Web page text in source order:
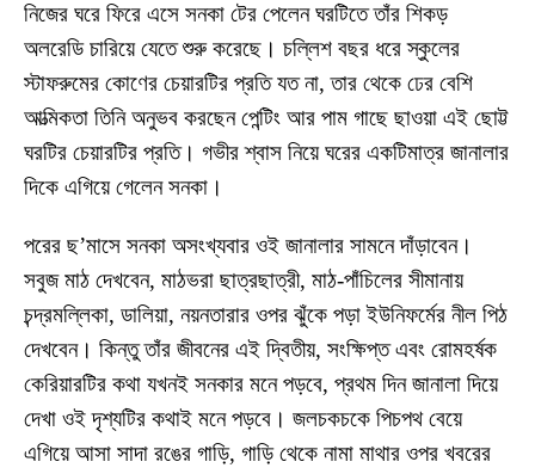
নিজের ঘরে ফিরে এসে সনকা টের পেলেন ঘরটিতে তাঁর শিকড়
অলরেডি চারিয়ে যেতে শুরু করেছে। চল্লিশ বছর ধরে স্কুলের
স্টাফরুমের কোণের চেয়ারটির প্রতি যত না, তার থেকে ঢের বেশি
আত্মিকতা তিনি অনুভব করছেন পেন্টিং আর পাম গাছে ছাওয়া এই ছোট্ট
ঘরটির চেয়ারটির প্রতি। গভীর শ্বাস নিয়ে ঘরের একটিমাত্র জানালার
দিকে এগিয়ে গেলেন সনকা।
পরের ছ’মাসে সনকা অসংখ্যবার ওই জানালার সামনে দাঁড়াবেন।
সবুজ মাঠ দেখবেন, মাঠভরা ছাত্রছাত্রী, মাঠ-পাঁচিলের সীমানায়
চন্দ্রমল্লিকা, ডালিয়া, নয়নতারার ওপর ঝুঁকে পড়া ইউনিফর্মের নীল পিঠ
দেখবেন। কিন্তু তাঁর জীবনের এই দ্বিতীয়, সংক্ষিপ্ত এবং রোমহর্ষক
কেরিয়ারটির কথা যখনই সনকার মনে পড়বে, প্রথম দিন জানালা দিয়ে
দেখা ওই দৃশ্যটির কথাই মনে পড়বে। জলচকচকে পিচপথ বেয়ে
এগিয়ে আসা সাদা রঙের গাড়ি, গাড়ি থেকে নামা মাথার ওপর খবরের